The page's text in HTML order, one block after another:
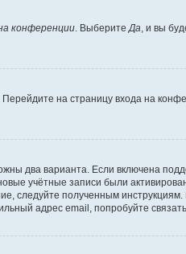
конференции. ВыберитеДа, и вы
на страницу входа на
два варианта. Если включена
учётные записи были
следуйте полученным
адрес email, попробуйте